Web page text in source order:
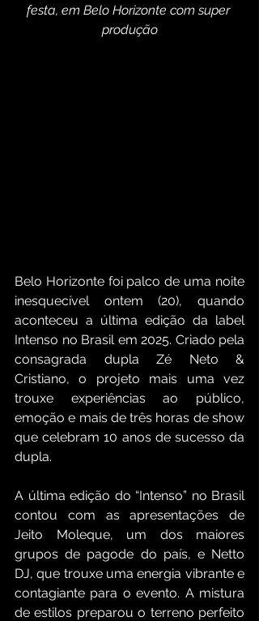
festa, em Belo Horizonte com super
produção
Belo Horizonte foi palco de uma noite
inesquecível ontem (20), quando
aconteceu a última edição da label
Intenso no Brasil em 2025. Criado pela
consagrada dupla Zé Neto &
Cristiano, o projeto mais uma vez
trouxe experiências ao público,
emoção e mais de três horas de show
que celebram 10 anos de sucesso da
dupla.
A última edição do “Intenso” no Brasil
contou com as apresentações de
Jeito Moleque, um dos maiores
grupos de pagode do país, e Netto
DJ, que trouxe uma energia vibrante e
contagiante para o evento. A mistura
de estilos preparou o terreno perfeito